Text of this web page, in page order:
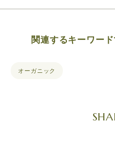
関連するキーワー
オーガニック